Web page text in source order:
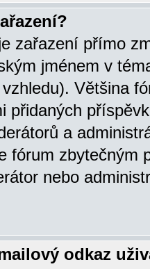
zařazení přímo
jménem v
Většina
přidaných
a
fórum zbytečným
nebo
odkaz